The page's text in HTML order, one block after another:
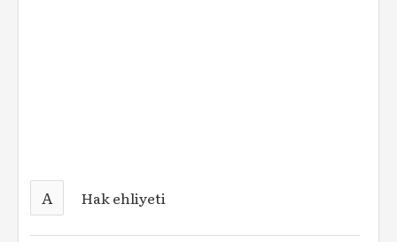
A Hak ehliyeti